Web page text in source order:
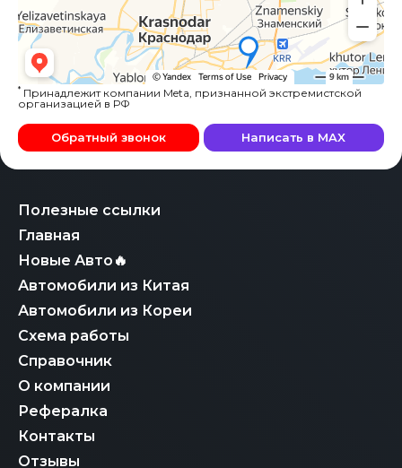
Полезные ссылки
Главная
Новые Авто🔥
Автомобили из Китая
Автомобили из Кореи
Схема работы
Справочник
О компании
Рефералка
Контакты
Отзывы
* Принадлежит компании Meta, признанной экстремистской
организацией в РФ
Обратный звонок Написать в MAX